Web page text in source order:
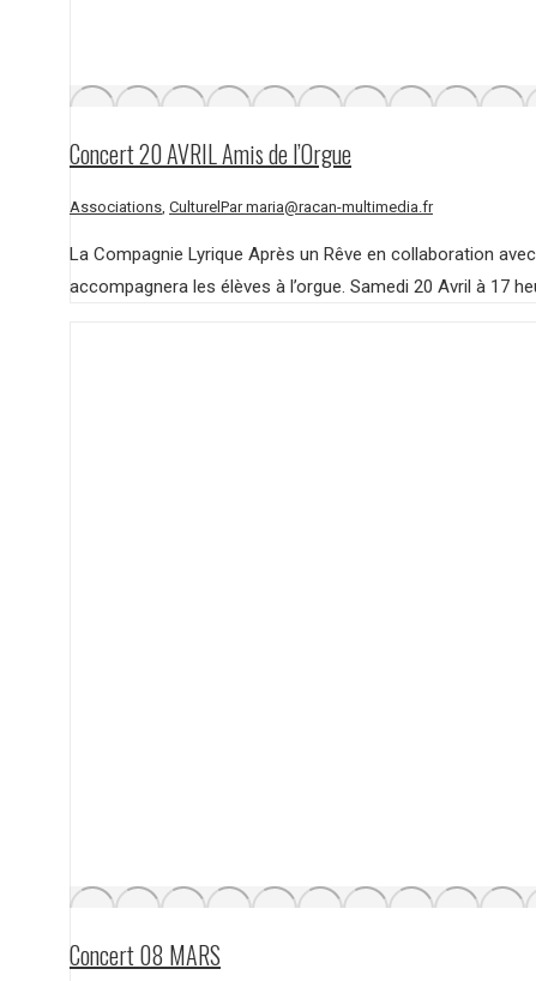
Concert 20 AVRIL Amis de l’Orgue
Associations Culturel Parmaria@racan-multimedia.fr
La Compagnie Lyrique Après un Rêve en collaboration
accompagnera les élèves à l’orgue. Samedi 20 Avril à 17
Concert 08 MARS